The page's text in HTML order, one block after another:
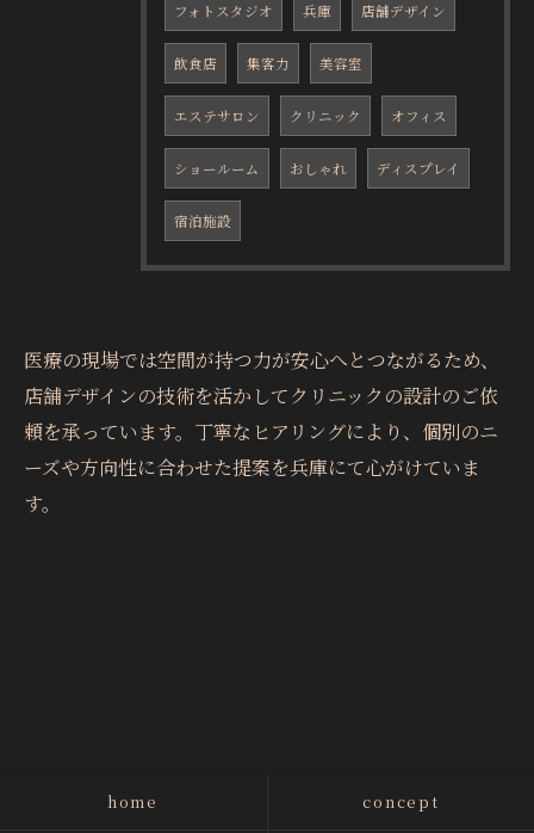
フォトスタジオ 兵庫 店舗デザイン
飲食店 集客力 美容室
エステサロン クリニック オフィス
ショールーム おしゃれ ディスプレイ
宿泊施設
医療の現場では空間が持つ力が安心へとつながるため、
店舗デザインの技術を活かしてクリニックの設計のご依
頼を承っています。丁寧なヒアリングにより、個別のニ
ーズや方向性に合わせた提案を兵庫にて心がけていま
す。
home concept